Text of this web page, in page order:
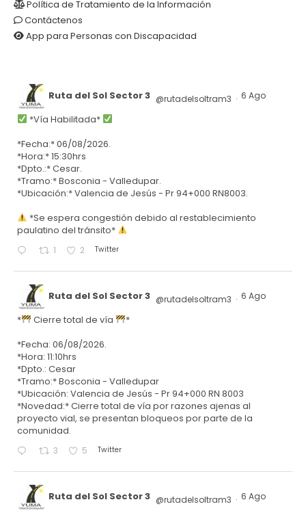
Política de Tratamiento de la Información
Contáctenos
App para Personas con Discapacidad
Ruta del Sol Sector 3 @rutadelsoltram3 · 6 Ago
*Vía Habilitada*
*Fecha:* 06/08/2026.
*Hora:* 15:30hrs
*Dpto.:* Cesar.
*Tramo:* Bosconia - Valledupar.
*Ubicación:* Valencia de Jesús - Pr 94+000 RN8003.
*Se espera congestión debido al restablecimiento
paulatino del tránsito*
1 2 Twitter
Ruta del Sol Sector 3 @rutadelsoltram3 · 6 Ago
* Cierre total de vía
*
*Fecha: 06/08/2026.
*Hora: 11:10hrs
*Dpto.: Cesar
*Tramo:* Bosconia - Valledupar
*Ubicación: Valencia de Jesús - Pr 94+000 RN 8003
*Novedad:* Cierre total de vía por razones ajenas al
proyecto vial, se presentan bloqueos por parte de la
comunidad.
3 5 Twitter
Ruta del Sol Sector 3 @rutadelsoltram3 · 6 Ago